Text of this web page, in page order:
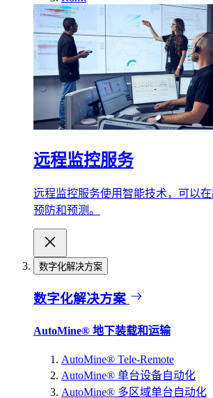
远程监控服务
远程监控服务使用智能技术，可以
预防和预测。
数字化解决方案
数字化解决方案
AutoMine® 地下装载和运输
AutoMine® Tele-Remote
AutoMine® 单台设备自动化
AutoMine® 多区域单台自动化